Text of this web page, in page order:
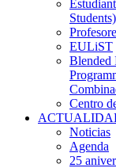
Students)
EULiST
Blended
Centro
Noticias
Agenda
25